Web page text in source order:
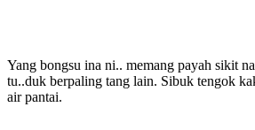
Yang bongsu ina ni.. memang payah sikit
tu..duk berpaling tang lain. Sibuk tengok
air pantai.